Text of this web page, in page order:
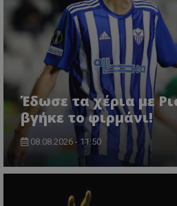
Έδωσε τα χέρια με
βγήκε το φιρμάνι!
08.08.2026 - 11:50